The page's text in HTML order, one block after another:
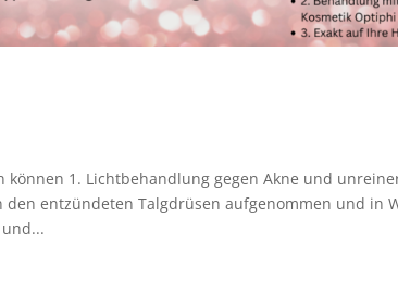
1. Lichtbehandlung gegen Akne und
entzündeten Talgdrüsen aufgenommen und in